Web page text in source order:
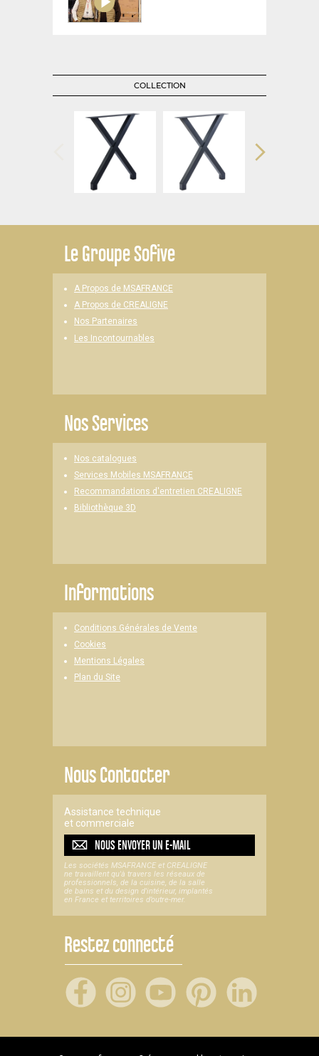
COLLECTION
LeGroupe Sofive
A Propos de MSAFRANCE
A Propos de CREALIGNE
Nos Partenaires
Les Incontournables
Nos Services
Nos catalogues
Services Mobiles MSAFRANCE
Recommandations d'entretien CREALIGNE
Bibliothèque 3D
Informations
Conditions Générales de Vente
Cookies
Mentions Légales
Plan du Site
Nous Contacter
Assistance technique
et commerciale
NOUS ENVOYER UNE-MAIL
Les sociétés MSAFRANCE et CREALIGNE
ne travaillent qu'à travers les réseaux de
professionnels, de la cuisine, de la salle
de bains et du design d'intérieur, implantés
en France et territoires d’outre-mer.
Restez connecté